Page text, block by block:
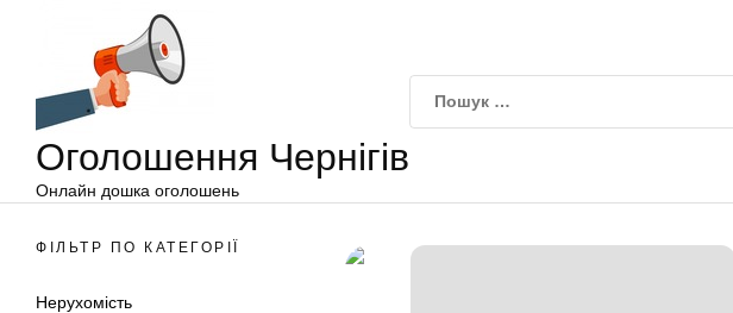
Оголошення Чернігів
Онлайн дошка оголошень
ФІЛЬТР ПО КАТЕГОРІЇ
Нерухомість